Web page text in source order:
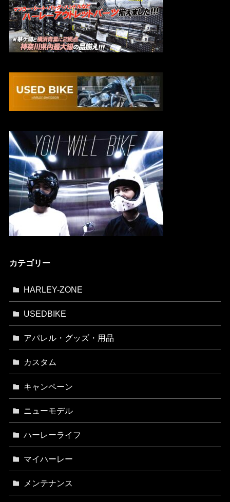
カテゴリー
HARLEY-ZONE
USEDBIKE
アパレル・グッズ・用品
カスタム
キャンペーン
ニューモデル
ハーレーライフ
マイハーレー
メンテナンス